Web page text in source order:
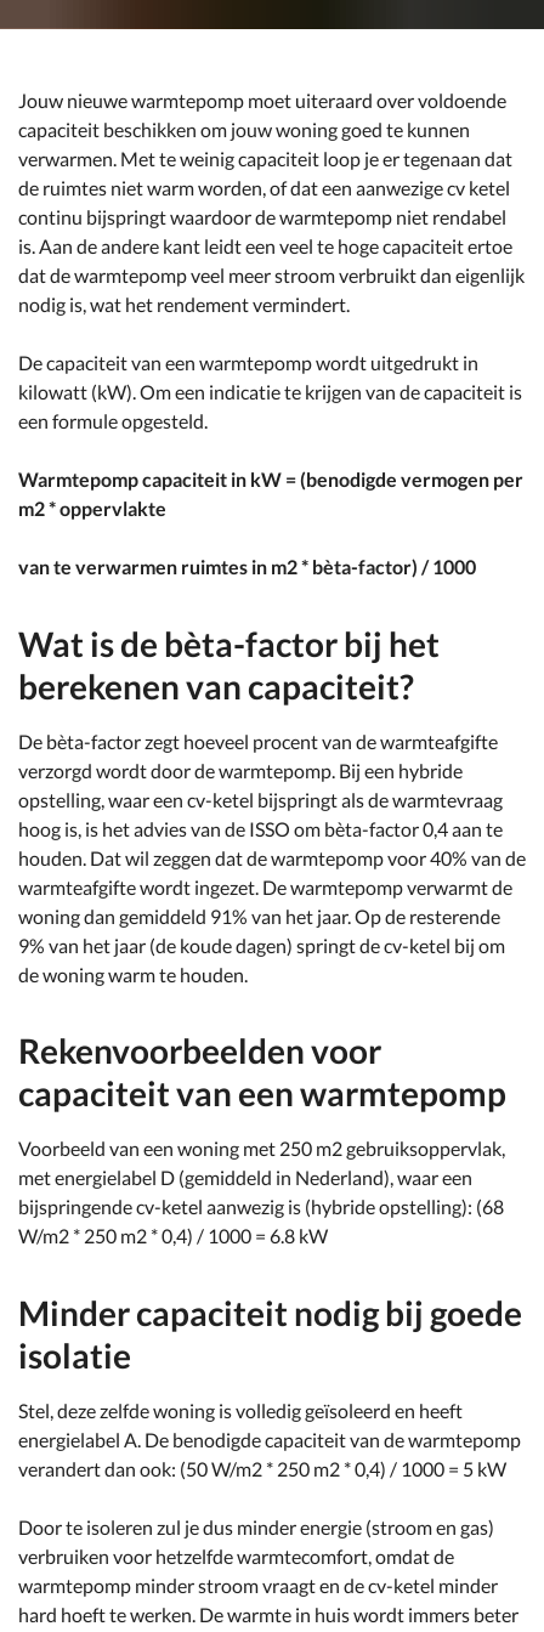
Jouw nieuwe warmtepomp moet uiteraard over voldoende
capaciteit beschikken om jouw woning goed te kunnen
verwarmen. Met te weinig capaciteit loop je er tegenaan dat
de ruimtes niet warm worden, of dat een aanwezige cv ketel
continu bijspringt waardoor de warmtepomp niet rendabel
is. Aan de andere kant leidt een veel te hoge capaciteit ertoe
dat de warmtepomp veel meer stroom verbruikt dan eigenlijk
nodig is, wat het rendement vermindert.
De capaciteit van een warmtepomp wordt uitgedrukt in
kilowatt (kW). Om een indicatie te krijgen van de capaciteit is
een formule opgesteld.
Warmtepomp capaciteit in kW = (benodigde vermogen per
m2 * oppervlakte
van te verwarmen ruimtes in m2 * bèta-factor) / 1000
Wat is de bèta-factor bij het
berekenen van capaciteit?
De bèta-factor zegt hoeveel procent van de warmteafgifte
verzorgd wordt door de warmtepomp. Bij een hybride
opstelling, waar een cv-ketel bijspringt als de warmtevraag
hoog is, is het advies van de ISSO om bèta-factor 0,4 aan te
houden. Dat wil zeggen dat de warmtepomp voor 40% van de
warmteafgifte wordt ingezet. De warmtepomp verwarmt de
woning dan gemiddeld 91% van het jaar. Op de resterende
9% van het jaar (de koude dagen) springt de cv-ketel bij om
de woning warm te houden.
Rekenvoorbeelden voor
capaciteit van een warmtepomp
Voorbeeld van een woning met 250 m2 gebruiksoppervlak,
met energielabel D (gemiddeld in Nederland), waar een
bijspringende cv-ketel aanwezig is (hybride opstelling): (68
W/m2 * 250 m2 * 0,4) / 1000 = 6.8 kW
Minder capaciteit nodig bij goede
isolatie
Stel, deze zelfde woning is volledig geïsoleerd en heeft
energielabel A. De benodigde capaciteit van de warmtepomp
verandert dan ook: (50 W/m2 * 250 m2 * 0,4) / 1000 = 5 kW
Door te isoleren zul je dus minder energie (stroom en gas)
verbruiken voor hetzelfde warmtecomfort, omdat de
warmtepomp minder stroom vraagt en de cv-ketel minder
hard hoeft te werken. De warmte in huis wordt immers beter